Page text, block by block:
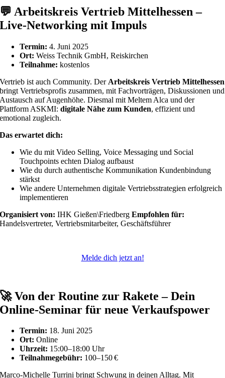
💬 Arbeitskreis Vertrieb Mittelhessen –
Live-Networking mit Impuls
Termin: 4. Juni 2025
Ort: Weiss Technik GmbH, Reiskirchen
Teilnahme: kostenlos
Vertrieb ist auch Community. Der Arbeitskreis Vertrieb Mittelhessen
bringt Vertriebsprofis zusammen, mit Fachvorträgen, Diskussionen und
Austausch auf Augenhöhe. Diesmal mit Meltem Alca und der
Plattform ASKMI:digitale Nähe zum Kunden, effizient und
emotional zugleich.
Das erwartet dich:
Wie du mit Video Selling, Voice Messaging und Social
Touchpoints echten Dialog aufbaust
Wie du durch authentische Kommunikation Kundenbindung
stärkst
Wie andere Unternehmen digitale Vertriebsstrategien erfolgreich
implementieren
Organisiert von: IHK Gießen\FriedbergEmpfohlen für:
Handelsvertreter, Vertriebsmitarbeiter, Geschäftsführer
Melde dich jetzt an!
🚀Von der Routine zur Rakete – Dein
Online-Seminar für neue Verkaufspower
Termin: 18. Juni 2025
Ort: Online
Uhrzeit: 15:00–18:00 Uhr
Teilnahmegebühr: 100–150 €
Marco-Michelle Turrini bringt Schwung in deinen Alltag. Mit